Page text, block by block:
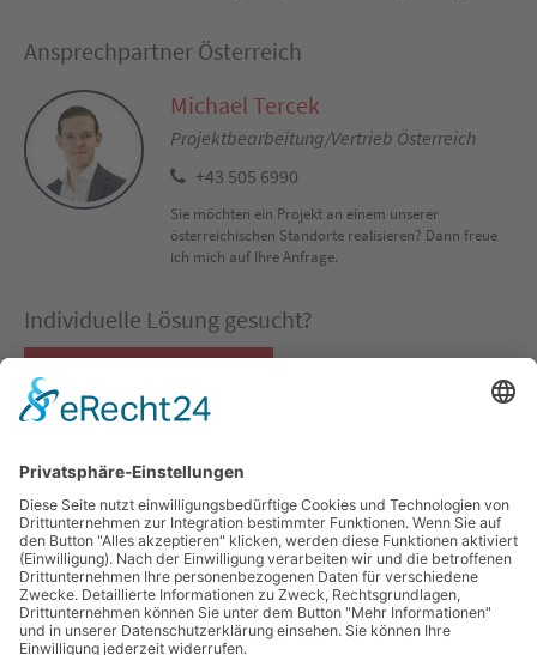
Ansprechpartner Österreich
Michael Tercek
Projektbearbeitung/Vertrieb Österreich
+43 505 6990
Sie möchten ein Projekt an einem unserer
österreichischen Standorte realisieren? Dann freue
ich mich auf Ihre Anfrage.
Individuelle Lösung gesucht?
QUICKLINKS SOCIAL MEDIA